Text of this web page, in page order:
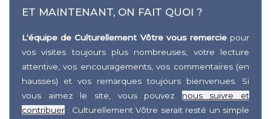
ET MAINTENANT, ON FAIT QUOI ?
L'équipe de Culturellement Vôtre vous remerciepour
vos visites toujours plus nombreuses, votre lecture
attentive, vos encouragements, vos commentaires (en
hausses) et vos remarques toujours bienvenues. Si
vous aimez le site, vous pouvez nous suivre et
contribuer : Culturellement Vôtre serait resté un simple